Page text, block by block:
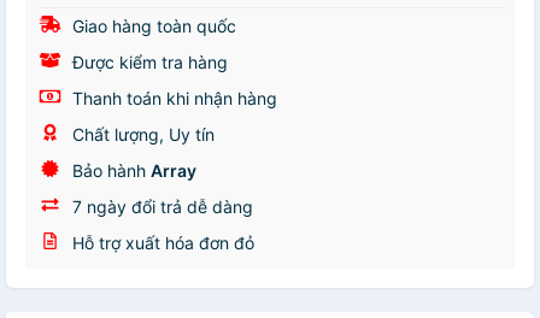
Giao hàng toàn quốc
Được kiểm tra hàng
Thanh toán khi nhận hàng
Chất lượng, Uy tín
Bảo hành Array
7 ngày đổi trả dễ dàng
Hỗ trợ xuất hóa đơn đỏ